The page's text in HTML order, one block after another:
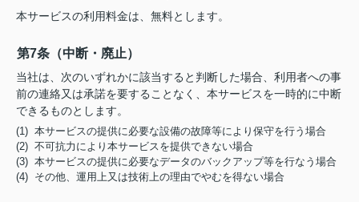
本サービスの利用料金は、無料とします。
第7条（中断・廃止）
当社は、次のいずれかに該当すると判断した場合、利用者への事
前の連絡又は承諾を要することなく、本サービスを一時的に中断
できるものとします。
(1) 本サービスの提供に必要な設備の故障等により保守を行う場合
(2) 不可抗力により本サービスを提供できない場合
(3) 本サービスの提供に必要なデータのバックアップ等を行なう場合
(4) その他、運用上又は技術上の理由でやむを得ない場合